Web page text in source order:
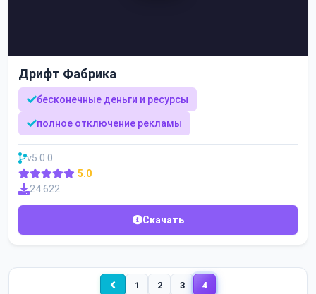
Дрифт Фабрика
бесконечные деньги и ресурсы
полное отключение рекламы
v5.0.0
5.0
24 622
Скачать
1 2 3 4